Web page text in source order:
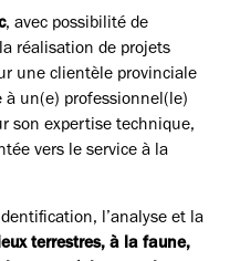
, avec possibilité de
réalisation de projets
une clientèle provinciale
à un(e) professionnel(le)
son expertise technique,
vers le service à la
l’analyse et la
terrestres, à la faune,